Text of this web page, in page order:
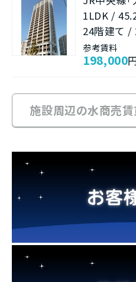
1LDK /
24階建て /
参考賃料
198,000
施設周辺の水商売